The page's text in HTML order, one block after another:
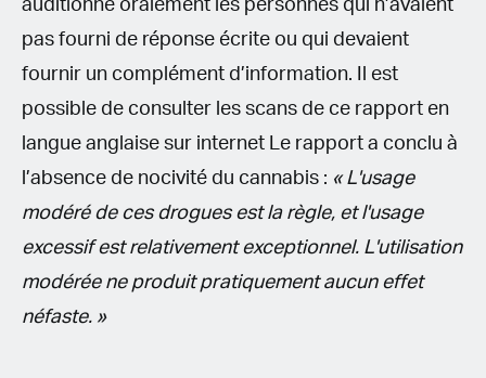
auditionné oralement les personnes qui n’avaient
pas fourni de réponse écrite ou qui devaient
fournir un complément d’information. Il est
possible de consulter les scans de ce rapport en
langue anglaise sur internet Le rapport a conclu à
l’absence de nocivité du cannabis : « L'usage
modéré de ces drogues est la règle, et l'usage
excessif est relativement exceptionnel. L'utilisation
modérée ne produit pratiquement aucun effet
néfaste. »